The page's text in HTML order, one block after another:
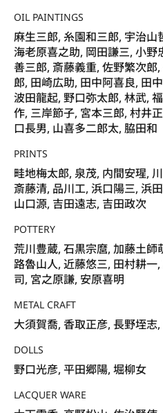
OIL PAINTINGS
麻生三郎, 糸園和三郎, 宇治山
海老原喜之助, 岡田謙三, 小野
善三郎, 斎藤義重, 佐野繁次郎
郎, 田崎広助, 田中阿喜良, 田
波田龍起, 野口弥太郎, 林武,
作, 三岸節子, 宮本三郎, 村井
口長男, 山喜多二郎太, 脇田和
PRINTS
畦地梅太郎, 泉茂, 内間安瑆,
斎藤清, 品川工, 浜口陽三, 浜
山口源, 吉田遠志, 吉田政次
POTTERY
荒川豊蔵, 石黒宗麿, 加藤土師
路魯山人, 近藤悠三, 田村耕一
司, 宮之原謙, 安原喜明
METAL CRAFT
大須賀喬, 香取正彦, 長野垤志
DOLLS
野口光彦, 平田郷陽, 堀柳女
LACQUER WARE